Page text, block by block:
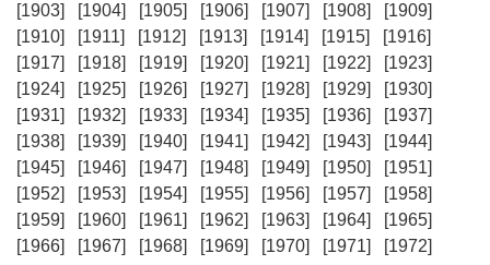
[1903]
[1904] [1905] [1906] [1907] [1908]
[1909]
[1910]
[1911] [1912] [1913] [1914] [1915]
[1916]
[1917]
[1918] [1919] [1920] [1921] [1922]
[1923]
[1924]
[1925] [1926] [1927] [1928] [1929]
[1930]
[1931]
[1932] [1933] [1934] [1935] [1936]
[1937]
[1938]
[1939] [1940] [1941] [1942] [1943]
[1944]
[1945]
[1946] [1947] [1948] [1949] [1950]
[1951]
[1952]
[1953] [1954] [1955] [1956] [1957]
[1958]
[1959]
[1960] [1961] [1962] [1963] [1964]
[1965]
[1966]
[1967] [1968] [1969] [1970] [1971]
[1972]